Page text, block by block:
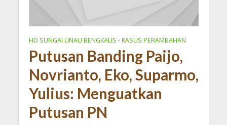
HD SUNGAI LINAU BENGKALIS • KASUS PERAMBAHAN
Putusan Banding Paijo,
Novrianto, Eko, Suparmo,
Yulius: Menguatkan
Putusan PN